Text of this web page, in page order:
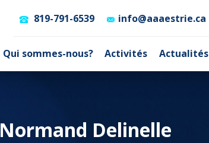
Qui sommes-nous? Activités Actualités
819-791-6539 info@aaaestrie.ca
Normand Delinelle